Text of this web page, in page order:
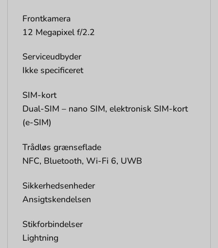
Frontkamera
12 Megapixel f/2.2
Serviceudbyder
Ikke specificeret
SIM-kort
Dual-SIM – nano SIM, elektronisk SIM-kort
(e-SIM)
Trådløs grænseflade
NFC, Bluetooth, Wi-Fi 6, UWB
Sikkerhedsenheder
Ansigtskendelsen
Stikforbindelser
Lightning